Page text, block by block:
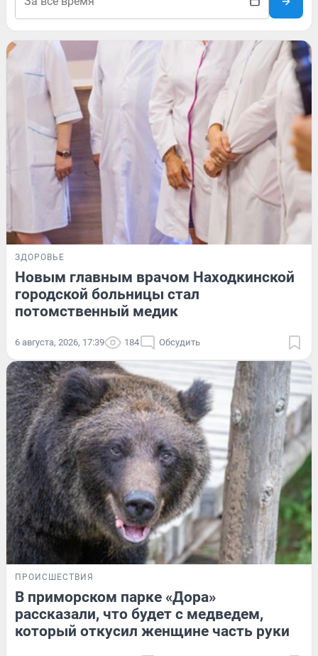
ЗДОРОВЬЕ
Новым главным врачом Находкинской
городской больницы стал
потомственный медик
6 августа, 2026, 17:39 184 Обсудить
ПРОИСШЕСТВИЯ
В приморском парке «Дора»
рассказали, что будет с медведем,
который откусил женщине часть руки